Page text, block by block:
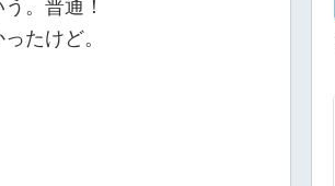
。普通！
たけど。